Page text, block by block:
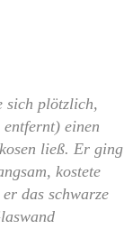
sich plötzlich,
einen
ließ. Er ging
kostete
das schwarze